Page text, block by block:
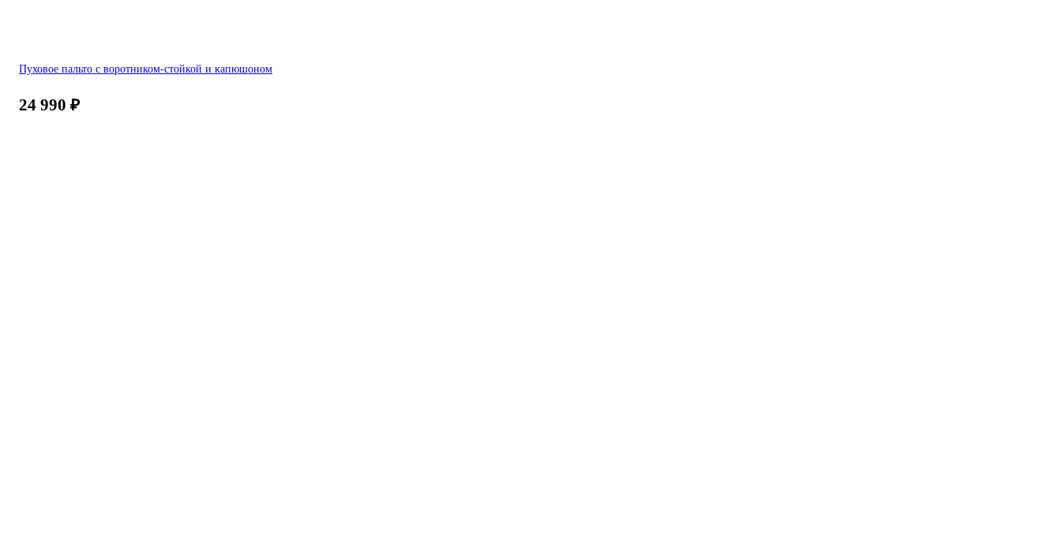
Пуховое пальто с воротником-стойкой и капюшоном
24 990 ₽